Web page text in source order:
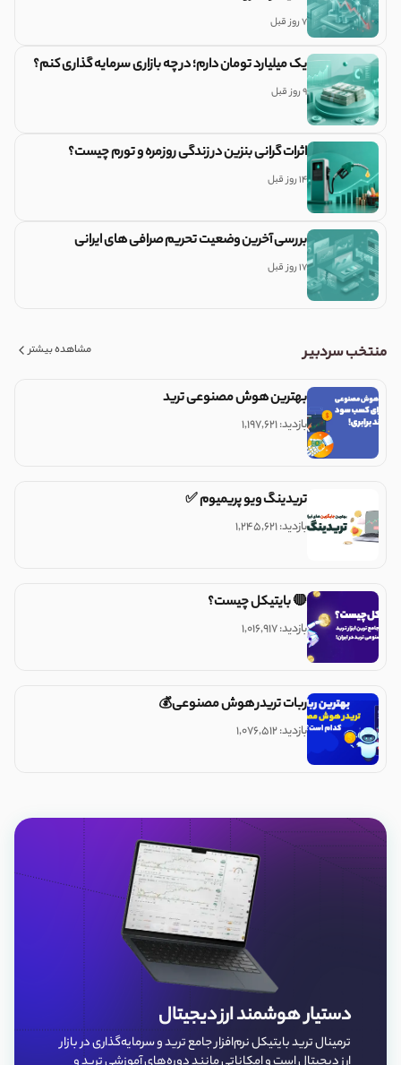
7 روز قبل
یک میلیارد تومان دارم؛ در چه بازاری سرمایه گذاری کنم؟
9 روز قبل
اثرات گرانی بنزین در زندگی روزمره و تورم چیست؟
14 روز قبل
بررسی آخرین وضعیت تحریم صرافی های ایرانی
17 روز قبل
منتخب سردبیر مشاهده بیشتر
بهترین هوش مصنوعی ترید
بازدید: ۱,۱۹۷,۶۲۱
تریدینگ ویو پریمیوم ✅
بازدید: ۱,۲۴۵,۶۲۱
🔴 بایتیکل چیست؟
بازدید: ۱,۰۱۶,۹۱۷
ربات تریدر هوش مصنوعی💰
بازدید: ۱,۰۷۶,۵۱۲
دستیار هوشمند ارز دیجیتال
ترمینال ترید بایتیکل نرم‌افزار جامع ترید و سرمایه‌گذاری در بازار